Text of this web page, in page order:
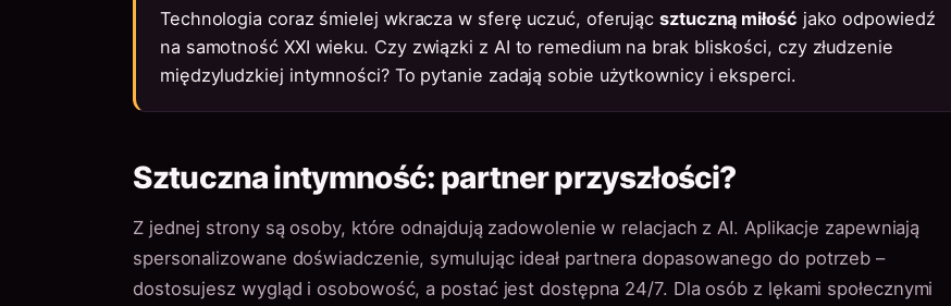
Technologia coraz śmielej wkracza w sferę uczuć, oferującsztuczną miłość jako odpowiedź
na samotność XXI wieku. Czy związki z AI to remedium na brak bliskości, czy złudzenie
międzyludzkiej intymności? To pytanie zadają sobie użytkownicy i eksperci.
Sztuczna intymność: partner przyszłości?
Z jednej strony są osoby, które odnajdują zadowolenie w relacjach z AI. Aplikacje zapewniają
spersonalizowane doświadczenie, symulując ideał partnera dopasowanego do potrzeb –
dostosujesz wygląd i osobowość, a postać jest dostępna 24/7. Dla osób z lękami społecznymi